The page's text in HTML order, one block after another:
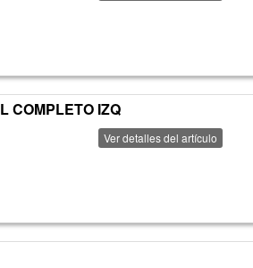
COMPLETO IZQ
Ver detalles del artículo